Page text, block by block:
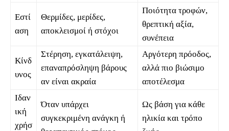
Εστί
αση
Θερμίδες, μερίδες,
αποκλεισμοί ή στόχοι
Ποιότητα τροφών,
θρεπτική αξία,
συνέπεια
Κίνδ
υνος
Στέρηση, εγκατάλειψη,
επαναπρόσληψη βάρους
αν είναι ακραία
Αργότερη πρόοδος,
αλλά πιο βιώσιμο
αποτέλεσμα
Ιδαν
ική
χρήσ
Όταν υπάρχει
συγκεκριμένη ανάγκη ή
Ως βάση για κάθε
ηλικία και τρόπο